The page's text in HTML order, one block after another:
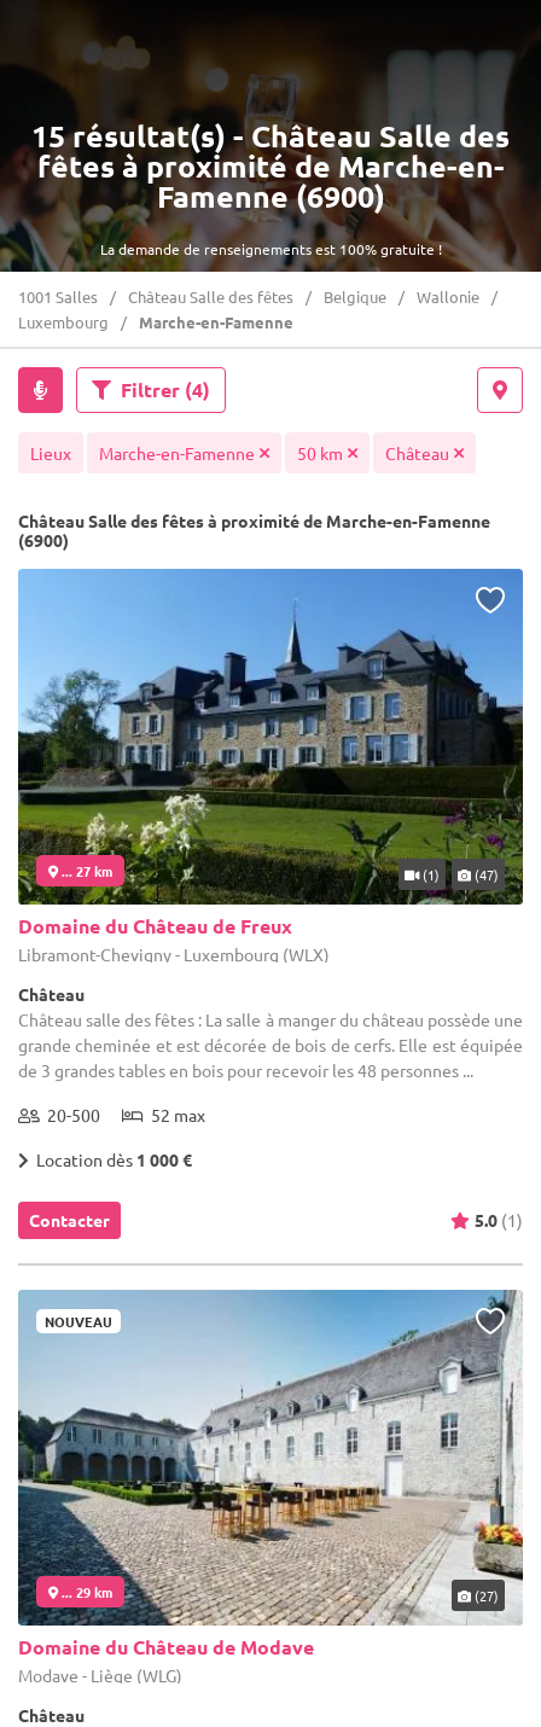
La demande de renseignements est 100% gratuite !
15 résultat(s) - Château Salle des
fêtes à proximité de Marche-en-
Famenne (6900)
1001 Salles Château Salle des fêtes Belgique
Wallonie
Luxembourg
Marche-en-Famenne
Filtrer (4)
Lieux Marche-en-Famenne 50 km Château
Château Salle des fêtes à proximité de Marche-en-Famenne
(6900)
... 27 km (1) (47)
Domaine du Château de Freux
Libramont-Chevigny - Luxembourg (WLX)
Château
Château salle des fêtes : La salle à manger du château possède une
grande cheminée et est décorée de bois de cerfs. Elle est équipée
de 3 grandes tables en bois pour recevoir les 48 personnes ...
20-500 52 max
Location dès 1 000 €
Contacter 5.0 (1)
NOUVEAU
... 29 km (27)
Domaine du Château de Modave
Modave - Liège (WLG)
Château